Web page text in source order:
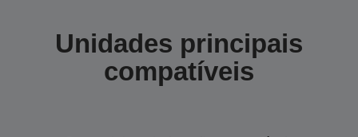
Unidades principais
compatíveis